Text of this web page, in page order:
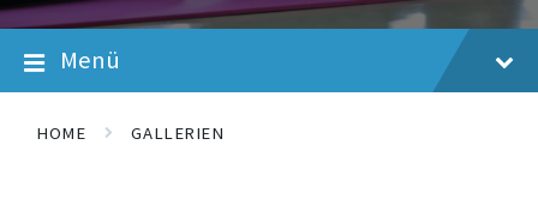
Menü
HOME GALLERIEN